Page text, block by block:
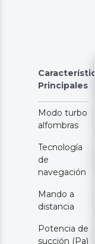
Principales
Modo turbo
alfombras
Tecnología
de
navegación
Mando a
distancia
Potencia de
succión (Pa)